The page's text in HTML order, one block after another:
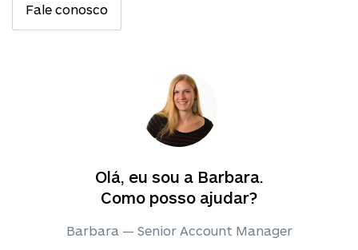
Fale conosco
Olá, eu sou a Barbara.
Como posso ajudar?
Barbara — Senior Account Manager